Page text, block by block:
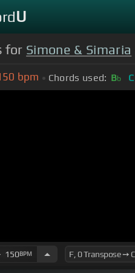
U
for Simone & Simaria
bpm Chords used: Bb C
150BPM